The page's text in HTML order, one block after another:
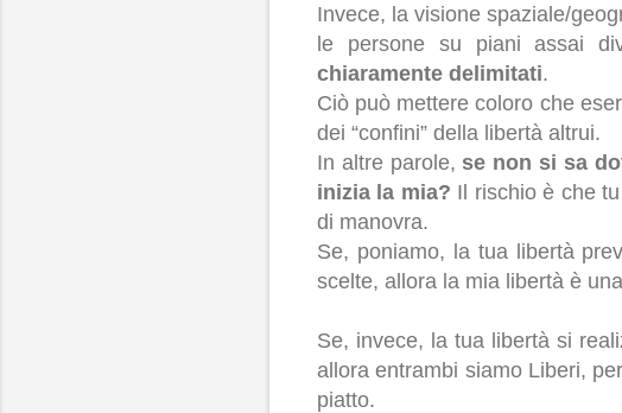
Invece, la visione spaziale/
le persone su piani assai
chiaramente delimitati.
Ciò può mettere coloro che
dei “confini” della libertà altrui.
In altre parole, se non si sa
inizia la mia? Il rischio è che
di manovra.
Se, poniamo, la tua libertà
scelte, allora la mia libertà è
Se, invece, la tua libertà si
allora entrambi siamo Liberi,
piatto.